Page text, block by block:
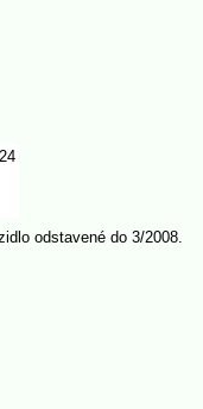
odstavené do 3/2008.